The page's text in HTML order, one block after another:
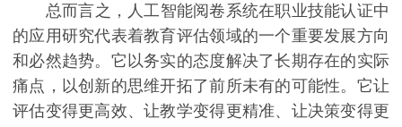
总而言之，人工智能阅卷系统在职业技能认证中
的应用研究代表着教育评估领域的一个重要发展方向
和必然趋势。它以务实的态度解决了长期存在的实际
痛点，以创新的思维开拓了前所未有的可能性。它让
评估变得更高效、让教学变得更精准、让决策变得更